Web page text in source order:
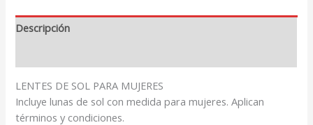
cantidad
Descripción
LENTES DE SOL PARA MUJERES
Incluye lunas de sol con medida para mujeres. Aplican
términos y condiciones.